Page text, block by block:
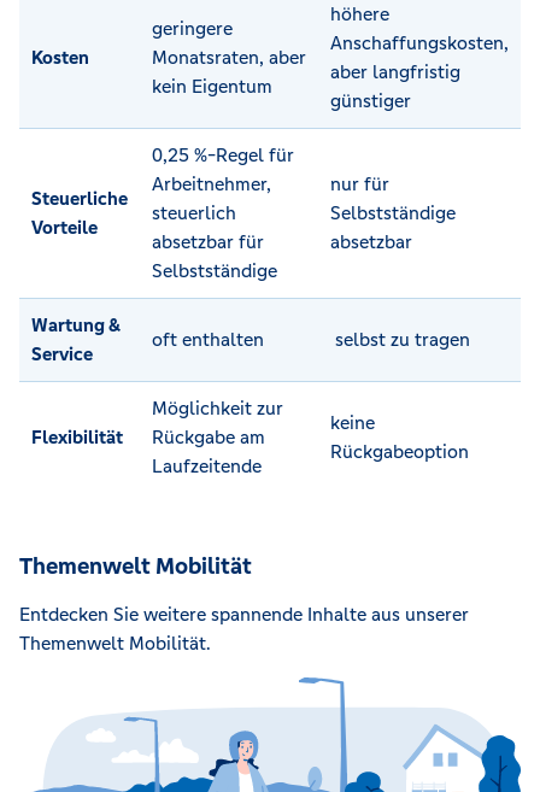
Kosten
geringere
Monatsraten, aber
kein Eigentum
höhere
Anschaffungskosten,
aber langfristig
günstiger
Steuerliche
Vorteile
0,25 %-Regel für
Arbeitnehmer,
steuerlich
absetzbar für
Selbstständige
nur für
Selbstständige
absetzbar
Wartung &
Service
oft enthalten selbst zu tragen
Flexibilität
Möglichkeit zur
Rückgabe am
Laufzeitende
keine
Rückgabeoption
Themenwelt Mobilität
Entdecken Sie weitere spannende Inhalte aus unserer
Themenwelt Mobilität.